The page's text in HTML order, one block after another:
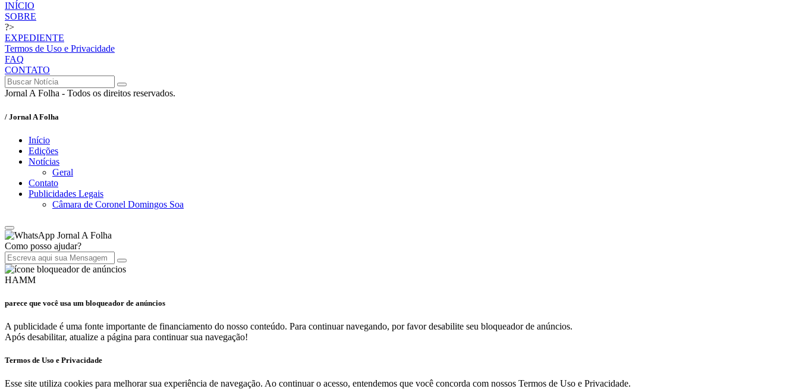
INÍCIO
SOBRE
?>
EXPEDIENTE
Termos de Uso e Privacidade
FAQ
CONTATO
Jornal A Folha - Todos os direitos reservados.
/ Jornal A Folha
Início
Edições
Notícias
Geral
Contato
Publicidades Legais
Câmara de Coronel Domingos Soa
Jornal A Folha
Como posso ajudar?
HAMM
parece que você usa um bloqueador de anúncios
A publicidade é uma fonte importante de financiamento do nosso conteúdo. Para continuar navegando, por favor desabilite seu bloqueador de anúncios.
Após desabilitar, atualize a página para continuar sua navegação!
Termos de Uso e Privacidade
Esse site utiliza cookies para melhorar sua experiência de navegação. Ao continuar o acesso, entendemos que você concorda com nossos Termos de Uso e Privacidade.